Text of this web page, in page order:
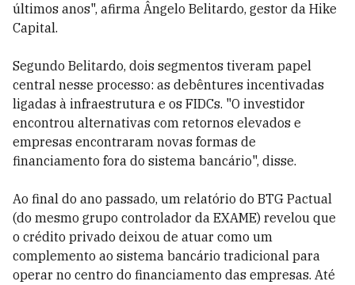
últimos anos", afirma Ângelo Belitardo, gestor da Hike
Capital.
Segundo Belitardo, dois segmentos tiveram papel
central nesse processo: as debêntures incentivadas
ligadas à infraestrutura e os FIDCs. "O investidor
encontrou alternativas com retornos elevados e
empresas encontraram novas formas de
financiamento fora do sistema bancário", disse.
Ao final do ano passado, um relatório do BTG Pactual
(do mesmo grupo controlador da EXAME) revelou que
o crédito privado deixou de atuar como um
complemento ao sistema bancário tradicional para
operar no centro do financiamento das empresas. Até